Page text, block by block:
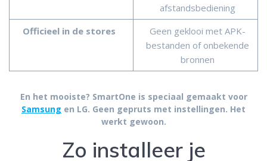
afstandsbediening
Officieel in de stores
Geen geklooi met APK-
bestanden of onbekende
bronnen
En het mooiste? SmartOne is speciaal gemaakt voor
Samsung en LG. Geen gepruts met instellingen. Het
werkt gewoon.
Zo installeer je